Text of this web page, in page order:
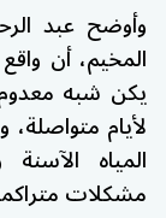
وأوضح عبد
المخيم، أن
يكن شبه
لأيام
المياه
مشكلات